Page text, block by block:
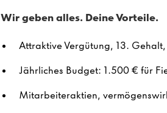
Wir geben alles. Deine Vorteile.
Attraktive Vergütung, 13.
Jährliches Budget: 1.500 € für
Mitarbeiteraktien,